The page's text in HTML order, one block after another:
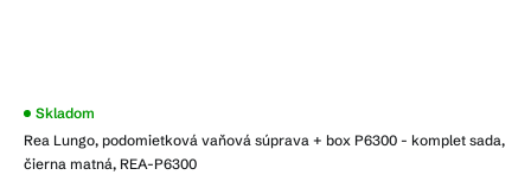
Rea Lungo, podomietková vaňová súprava + box P6300 - komplet sada,
čierna matná, REA-P6300
Priemerné
produktu
je
Skladom